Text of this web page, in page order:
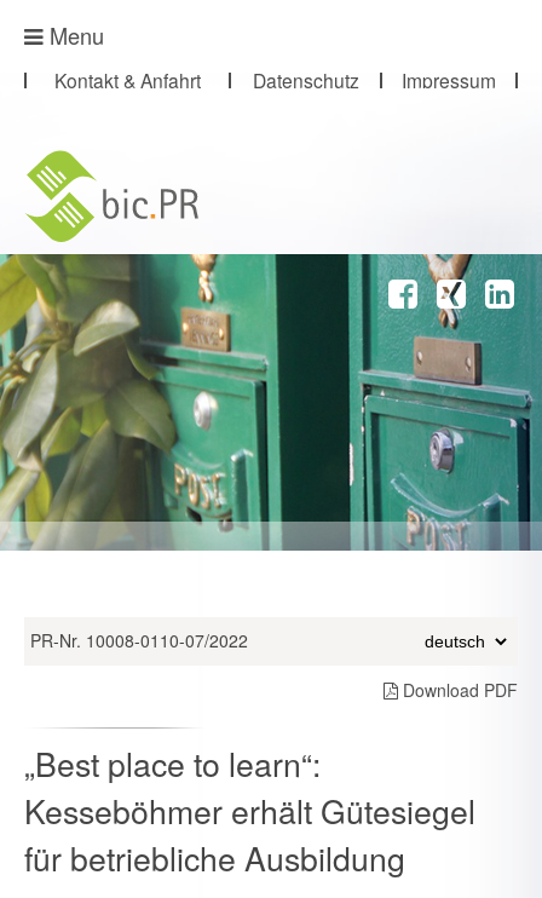
Menu
Presse-Abo
Kontakt & Anfahrt Datenschutz Impressum
PR-Nr. 10008-0110-07/2022
Download PDF
„Best place to learn“:
Kesseböhmer erhält Gütesiegel
für betriebliche Ausbildung